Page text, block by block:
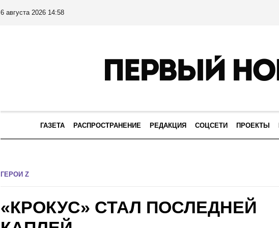
6 августа 2026 14:58
ГАЗЕТА РАСПРОСТРАНЕНИЕ РЕДАКЦИЯ СОЦСЕТИ ПРОЕКТЫ
ГЕРОИ Z
«КРОКУС» СТАЛ ПОСЛЕДНЕЙ